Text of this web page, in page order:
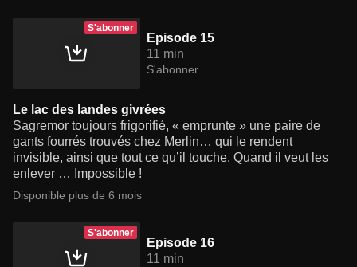
S'abonner
Episode 15
11 min
S'abonner
Le lac des landes givrées
Sagremor toujours frigorifié, « emprunte » une paire de
gants fourrés trouvés chez Merlin… qui le rendent
invisible, ainsi que tout ce qu’il touche. Quand il veut les
enlever … Impossible !
Disponible plus de 6 mois
S'abonner
Episode 16
11 min